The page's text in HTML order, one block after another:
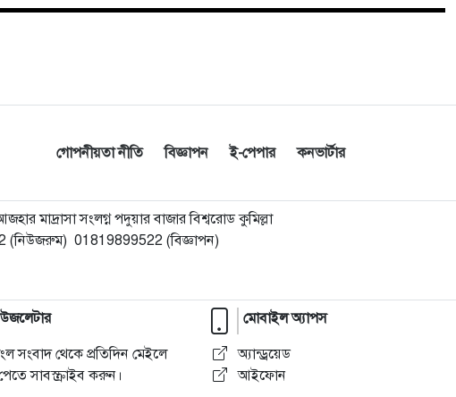
গোপনীয়তা নীতি বিজ্ঞাপন ই-পেপার কনভার্টার
মাদ্রাসা সংলগ্ন পদুয়ার বাজার বিশ্বরোড কুমিল্লা
(নিউজরুম) 01819899522 (বিজ্ঞাপন)
সংবাদ থেকে প্রতিদিন মেইলে
সাবস্ক্রাইব করুন।
মোবাইল অ্যাপস
অ্যান্ড্রয়েড
আইফোন